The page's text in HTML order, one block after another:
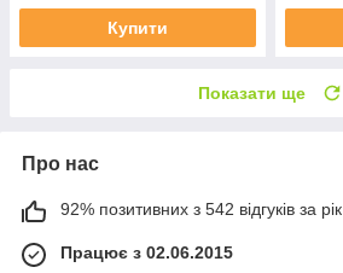
Купити
Показати ще
Про нас
92% позитивних з 542 відгуків за рік
Працює з 02.06.2015